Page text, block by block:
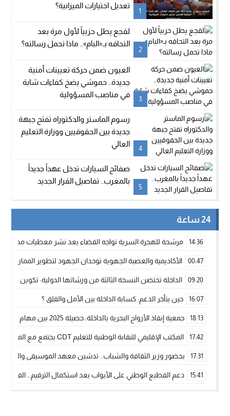
1
تعديل اختيارات الميزانية؟
2
لقجع يطل حزبياً لأول مرة بعد
التحاقه بـ«البام».. ماذا تحمل رسالته؟
3
العيون ضمن حركة تعيينات أمنية
جديدة.. حموشي يضخ كفاءات شابة
في مناصب المسؤولية
4
رسوم الماستر والدكتوراه تفتح جبهة
جديدة بين الحقوقيين ووزارة التعليم
العالي
5
صفائح السيارات تدخل عهداً جديداً
بالمغرب.. تفاصيل القرار الجديد
24 ساعة
14:36 مرشحة للهجرة السرية تواجه القضاء بعد نشر معطيات مضللة
00:47 الأكاديمية والعصبة الجهوية توحدان الجهود لتطوير الممارسة
09:20 الداخلة تحتضن النسخة الثالثة من ورشاتها الدولية: تكوين
16:07 حين يتأخر الدعم: كسابة الداخلة بين الأمل والقلق ؟
18:13 جمعية إنقاذ الأرواح البحرية بالداخلة: حصيلة 2025 بين مهام الإنقاذ ومشروع “دار البحار”
17:42 المكتب الإقليمي للنقابة الوطنية للتعليم CDT يجتمع مع المدير الإقليمي لمناقشة ملفات جوهرية لنساء ورجال التعليم
17:31 بحضور وزير الثقافة والشباب.. تدشين معهد الموسيقى والفنون
15:41 دعم القطيع الوطني على الأبواب بعد استكمال الترقيم…